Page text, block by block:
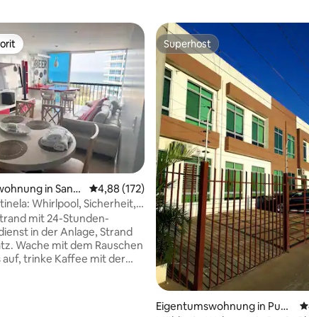
4,94 von 5, 190 Bewertungen
in Santa
Durchschnittliche Bewertung: 4,88 von 5,
4,88 (172)
Whirlpool, Sicherheit,
Parkplatz
mit 24-Stunden-
in der Anlage, Strand
Wache mit dem Rauschen
auf, trinke Kaffee mit der
Superhost
Superhost
Eigentumswohnung in Punt